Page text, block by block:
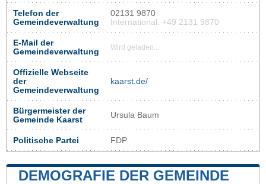
Telefon der
Gemeindeverwaltung
02131 9870
International: +49 2131 9870
E-Mail der
Gemeindeverwaltung
Wird geladen...
Offizielle Webseite
der
Gemeindeverwaltung
kaarst.de/
Bürgermeister der
Gemeinde Kaarst
Ursula Baum
Politische Partei FDP
DEMOGRAFIE DER GEMEINDE